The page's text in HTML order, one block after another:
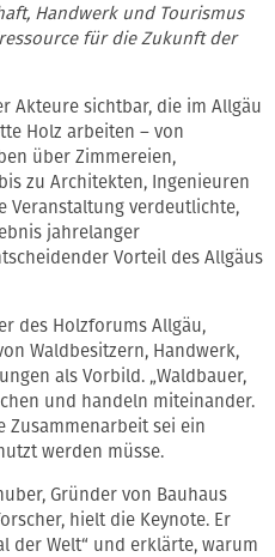
Handwerk und Tourismus
für die Zukunft der
Akteure sichtbar, die im Allgäu
Holz arbeiten – von
über Zimmereien,
zu Architekten, Ingenieuren
Veranstaltung verdeutlichte,
jahrelanger
Vorteil des Allgäus
des Holzforums Allgäu,
Waldbesitzern, Handwerk,
als Vorbild. „Waldbauer,
und handeln miteinander.
Zusammenarbeit sei ein
werden müsse.
Gründer von Bauhaus
hielt die Keynote. Er
der Welt“ und erklärte, warum